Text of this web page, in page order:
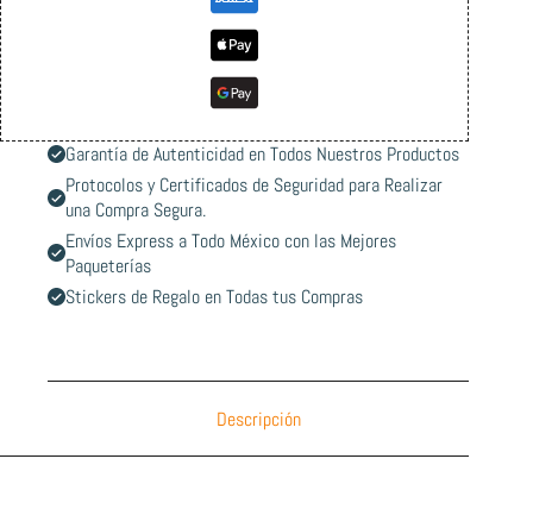
Garantía de Autenticidad en Todos Nuestros Productos
Protocolos y Certificados de Seguridad para Realizar
una Compra Segura.
Envíos Express a Todo México con las Mejores
Paqueterías
Stickers de Regalo en Todas tus Compras
Descripción